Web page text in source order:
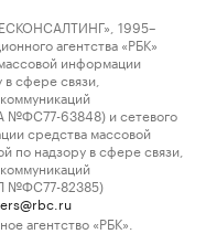
1995–
агентства «РБК»
информации
сфере связи,
№ФС77-63848) и сетевого
средства массовой
по надзору в сфере связи,
№ФС77-82385)
агентство «РБК».